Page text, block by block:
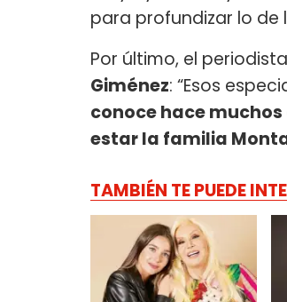
para profundizar lo de
Por último, el
Giménez: “Esos
conoce hace
estar la familia
TAMBIÉN TE PUEDE